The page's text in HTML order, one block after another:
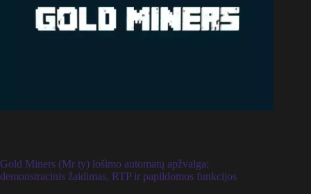
Gold Miners (Mr ty) lošimo automatų apžvalga:
demonstracinis žaidimas, RTP ir papildomos funkcijos